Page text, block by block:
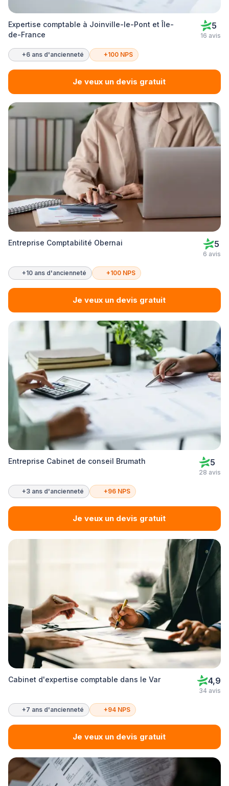
Expertise comptable à Joinville-le-Pont et Île-
de-France
5
16 avis
+6 ans d'ancienneté +100 NPS
Je veux un devis gratuit
Entreprise Comptabilité Obernai 5
6 avis
+10 ans d'ancienneté +100 NPS
Je veux un devis gratuit
Entreprise Cabinet de conseil Brumath 5
28 avis
+3 ans d'ancienneté +96 NPS
Je veux un devis gratuit
Cabinet d'expertise comptable dans le Var 4,9
34 avis
+7 ans d'ancienneté +94 NPS
Je veux un devis gratuit